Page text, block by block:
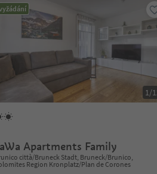
1/
Apartments Family
città/Bruneck Stadt, Bruneck/Brunico,
Region Kronplatz/Plan de Corones